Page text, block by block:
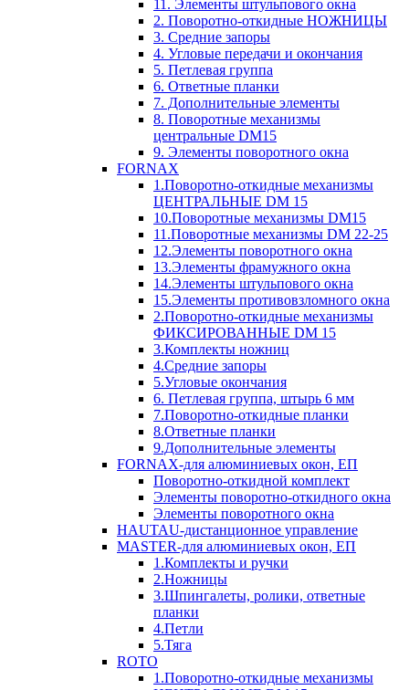
11. Элементы штульпового окна
2. Поворотно-откидные НОЖНИЦЫ
3. Средние запоры
4. Угловые передачи и окончания
5. Петлевая группа
6. Ответные планки
7. Дополнительные элементы
8. Поворотные механизмы
центральные DM15
9. Элементы поворотного окна
FORNAX
1.Поворотно-откидные механизмы
ЦЕНТРАЛЬНЫЕ DM 15
10.Поворотные механизмы DM15
11.Поворотные механизмы DM 22-25
12.Элементы поворотного окна
13.Элементы фрамужного окна
14.Элементы штульпового окна
15.Элементы противовзломного окна
2.Поворотно-откидные механизмы
ФИКСИРОВАННЫЕ DM 15
3.Комплекты ножниц
4.Средние запоры
5.Угловые окончания
6. Петлевая группа, штырь 6 мм
7.Поворотно-откидные планки
8.Ответные планки
9.Дополнительные элементы
FORNAX-для алюминиевых окон, ЕП
Поворотно-откидной комплект
Элементы поворотно-откидного окна
Элементы поворотного окна
HAUTAU-дистанционное управление
MASTER-для алюминиевых окон, ЕП
1.Комплекты и ручки
2.Ножницы
3.Шпингалеты, ролики, ответные
планки
4.Петли
5.Тяга
ROTO
1.Поворотно-откидные механизмы